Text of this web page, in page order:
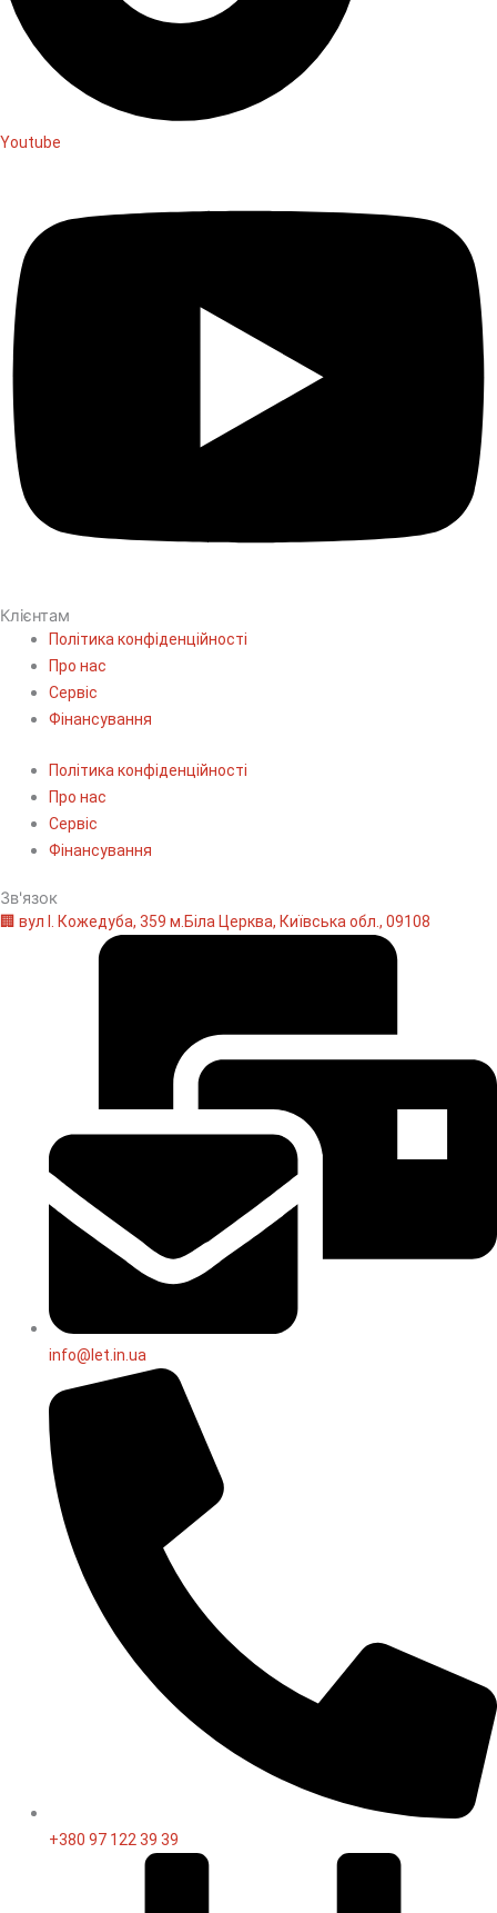
Youtube
Клієнтам
Політика конфіденційності
Про нас
Сервіс
Фінансування
Політика конфіденційності
Про нас
Сервіс
Фінансування
Зв'язок
🏢 вул І. Кожедуба, 359 м.Біла Церква, Київська обл., 09108
info@let.in.ua
+380 97 122 39 39